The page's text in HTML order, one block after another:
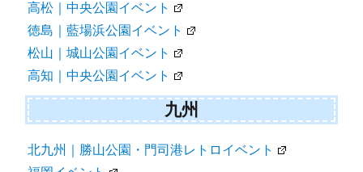
高松｜中央公園イベント
徳島｜藍場浜公園イベント
松山｜城山公園イベント
高知｜中央公園イベント
九州
北九州｜勝山公園・門司港レトロイベント